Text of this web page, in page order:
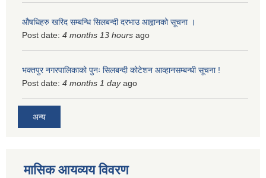
औषधिहरु खरिद सम्बन्धि सिलबन्दी दरभाउ आह्वानको सूचना ।
Post date: 4 months 13 hours ago
भक्तपुर नगरपालिकाको पुनः सिलबन्दी कोटेशन आव्हानसम्बन्धी सूचना !
Post date: 4 months 1 dayago
अन्य
मासिक आयव्यय विवरण